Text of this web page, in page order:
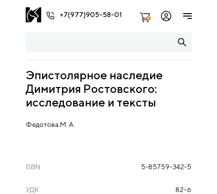
+7(977)905-58-01 2
Эпистолярное наследие
Димитрия Ростовского:
исследование и тексты
Федотова М. А.
ISBN 5-85759-342-5
УДК 82-6